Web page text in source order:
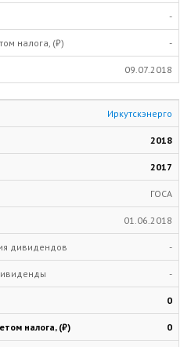
-
-
09.07.2018
Иркутскэнерго
2018
2017
ГОСА
01.06.2018
-
-
0
0